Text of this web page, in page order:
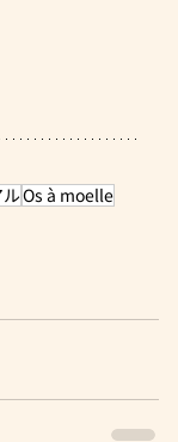
Os à moelle